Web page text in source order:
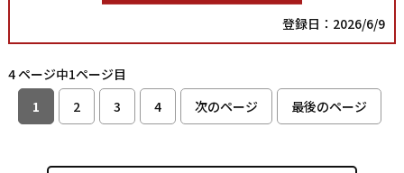
登録日：2026/6/9
4 ページ中1ページ目
1
2 3 4 次のページ 最後のページ